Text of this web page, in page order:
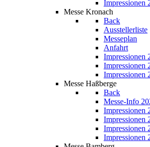
Impressionen
Messe Kronach
Back
Ausstellerliste
Messeplan
Anfahrt
Impressionen
Impressionen
Impressionen
Messe Haßberge
Back
Messe-Info
Impressionen
Impressionen
Impressionen
Impressionen